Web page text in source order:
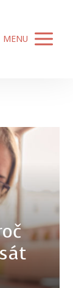
MENU